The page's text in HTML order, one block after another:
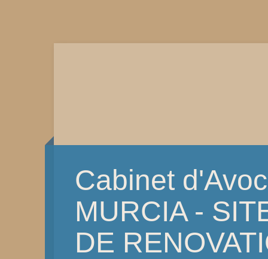
Cabinet
MURCIA -
DE